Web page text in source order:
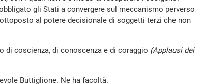
gli Stati a convergere sul meccanismo perverso
al potere decisionale di soggetti terzi che non
di coscienza, di conoscenza e di coraggio (Applausi dei
Buttiglione. Ne ha facoltà.